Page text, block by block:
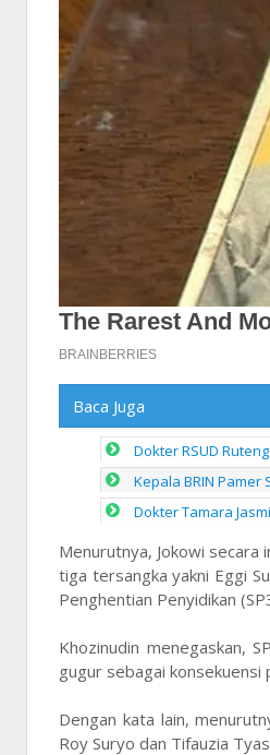
Baca Juga
Dokter RSUD
Kepala BRIN Pamer
Dokter Tamara
Menurutnya, Jokowi
tiga tersangka yakni Eggi
Penghentian Penyidikan
Khozinudin menegaskan,
gugur sebagai konsekuensi
Dengan kata lain,
Roy Suryo dan Tifauzia